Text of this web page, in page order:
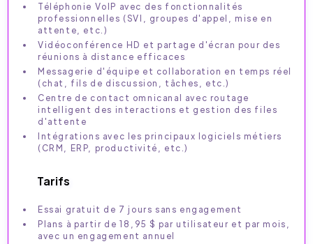
Téléphonie VoIP avec des fonctionnalités
professionnelles (SVI, groupes d'appel, mise en
attente, etc.)
Vidéoconférence HD et partage d'écran pour des
réunions à distance efficaces
Messagerie d'équipe et collaboration en temps réel
(chat, fils de discussion, tâches, etc.)
Centre de contact omnicanal avec routage
intelligent des interactions et gestion des files
d'attente
Intégrations avec les principaux logiciels métiers
(CRM, ERP, productivité, etc.)
Tarifs
Essai gratuit de 7 jours sans engagement
Plans à partir de 18,95 $ par utilisateur et par mois,
avec un engagement annuel